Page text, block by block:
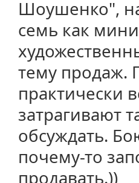
Шоушенко",
семь как
тему продаж.
практически
затрагивают
обсуждать.
почему-то
продавать.))